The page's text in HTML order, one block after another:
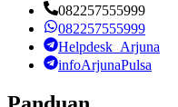
082257555999
082257555999
Helpdesk_Arjuna
infoArjunaPulsa